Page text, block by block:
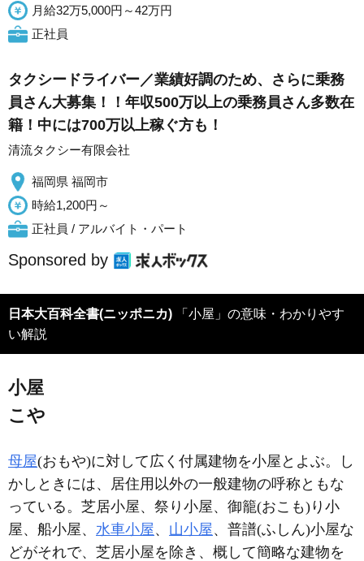
月給32万5,000円～42万円
正社員
タクシードライバー／業績好調のため、さらに乗務
員さん大募集！！年収500万以上の乗務員さん多数在
籍！中には700万以上稼ぐ方も！
清流タクシー有限会社
福岡県 福岡市
時給1,200円～
正社員 / アルバイト・パート
Sponsored by
日本大百科全書(ニッポニカ)
い解説
小屋
こや
母屋(おもや)に対して広く付属建物を小屋とよぶ。し
かしときには、居住用以外の一般建物の呼称ともな
っている。芝居小屋、祭り小屋、御籠(おこも)り小
屋、船小屋、 水車小屋、 山小屋、普譜(ふしん)小屋な
どがそれで、芝居小屋を除き、概して簡略な建物を